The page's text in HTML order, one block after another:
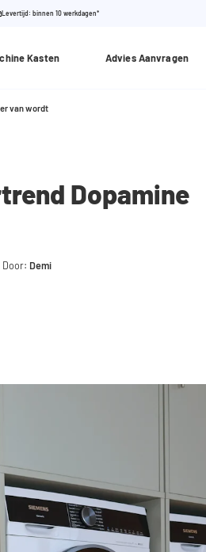
Levertijd: binnen 10 werkdagen*
Kasten Advies Aanvragen
van wordt
Dopamine
Door: Demi